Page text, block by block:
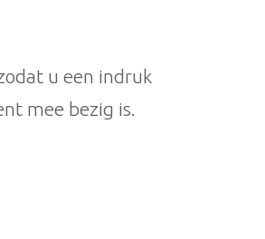
u een indruk
mee bezig is.